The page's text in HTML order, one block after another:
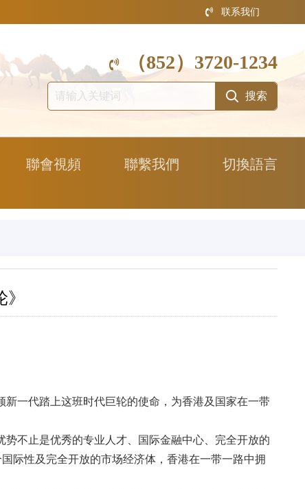
联系我们
（852）3720-1234
聯會視頻 聯繫我們 切換語言
一代踏上这班时代巨轮的使命，为香港及国家在一带
不止是优秀的专业人才、国际金融中心、完全开放的
际性及完全开放的市场经济体，香港在一带一路中拥